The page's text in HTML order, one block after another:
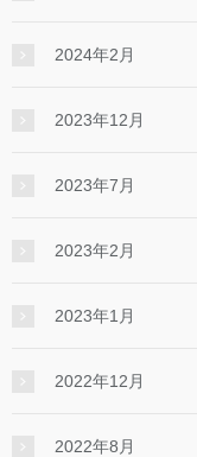
2024年2月
2023年12月
2023年7月
2023年2月
2023年1月
2022年12月
2022年8月